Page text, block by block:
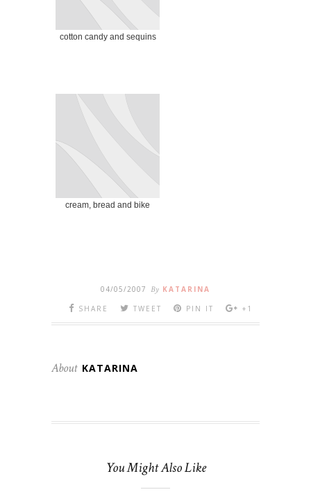
cotton candy and sequins
cream, bread and bike
04/05/2007 By KATARINA
SHARE
TWEET PIN IT +1
About KATARINA
You Might Also Like